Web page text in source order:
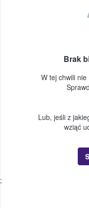
Brak
W tej chwili
Lub, jeśli z
wziąć
;